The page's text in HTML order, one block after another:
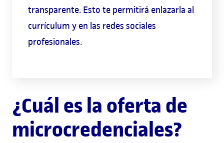
transparente. Esto te permitirá enlazarla al
currículum y en las redes sociales
profesionales.
¿Cuál es la oferta de
microcredenciales?